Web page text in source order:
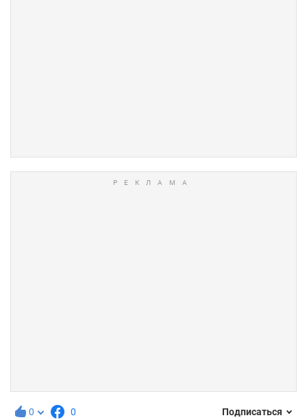
0 0 Подписаться